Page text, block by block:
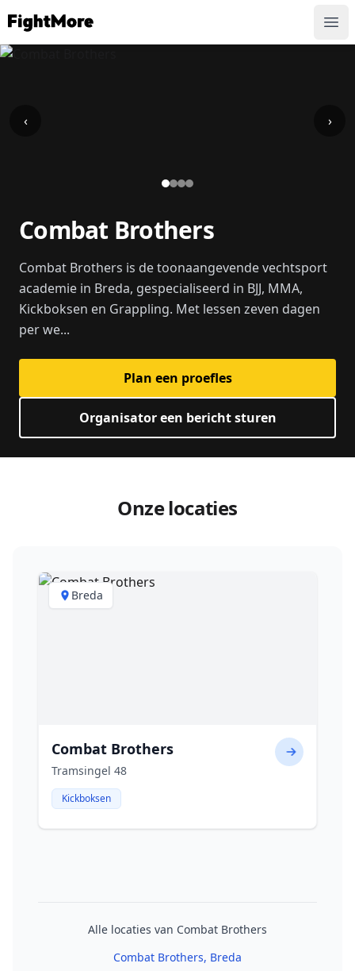
FightMore
‹ ›
Combat Brothers
Combat Brothers is de toonaangevende vechtsport
academie in Breda, gespecialiseerd in BJJ, MMA,
Kickboksen en Grappling. Met lessen zeven dagen
per we...
Plan een proefles
Organisator een bericht sturen
Onze locaties
Breda
Combat Brothers
Tramsingel 48
Kickboksen
Alle locaties van Combat Brothers
Combat Brothers, Breda